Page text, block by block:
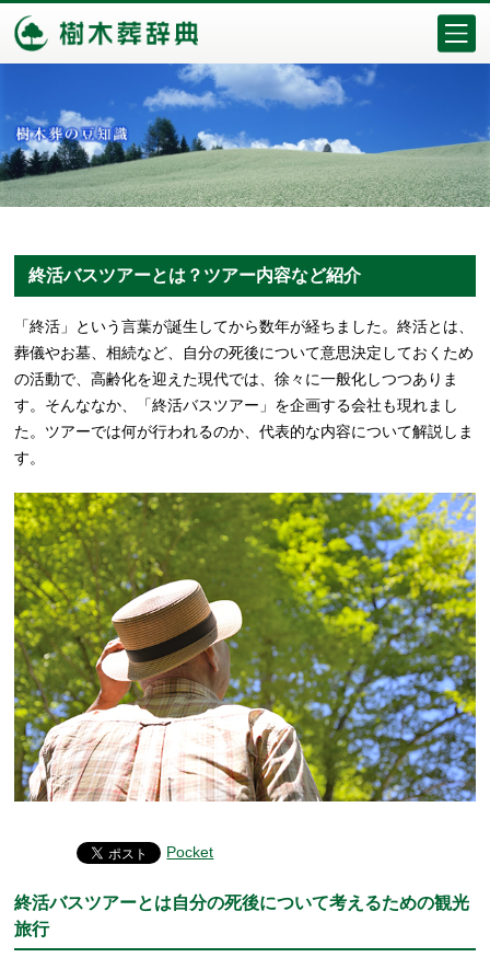
終活バスツアーとは？ツアー内容など紹介
「終活」という言葉が誕生してから数年が経ちました。終活とは、
葬儀やお墓、相続など、自分の死後について意思決定しておくため
の活動で、高齢化を迎えた現代では、徐々に一般化しつつありま
す。そんななか、「終活バスツアー」を企画する会社も現れまし
た。ツアーでは何が行われるのか、代表的な内容について解説しま
す。
Pocket
終活バスツアーとは自分の死後について考えるための観光
旅行